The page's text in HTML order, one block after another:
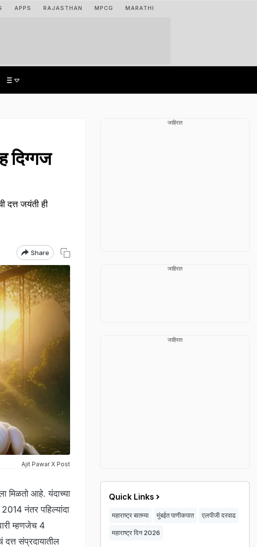
APPS RAJASTHAN MPCG MARATHI
दिग्गज
जयंती ही
Share
Ajit Pawar X Post
मिळतो आहे. यंदाच्या
नंतर पहिल्यांदा
म्हणजेच 4
संप्रदायातील
जाहिरात
जाहिरात
जाहिरात
Quick Links
महाराष्ट्र बातम्या मुंबईत पाणीकपात एलपीजी दरवाढ
महाराष्ट्र दिन 2026